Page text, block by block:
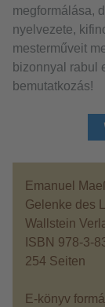
megformálása,
nyelvezete,
mesterműveit
bizonnyal rabul
bemutatkozás!
Emanuel
Gelenke des
Wallstein
ISBN 978-3-
254 Seiten
E-könyv